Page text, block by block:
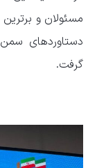
مسئولان و
دستاوردهای
گرفت.